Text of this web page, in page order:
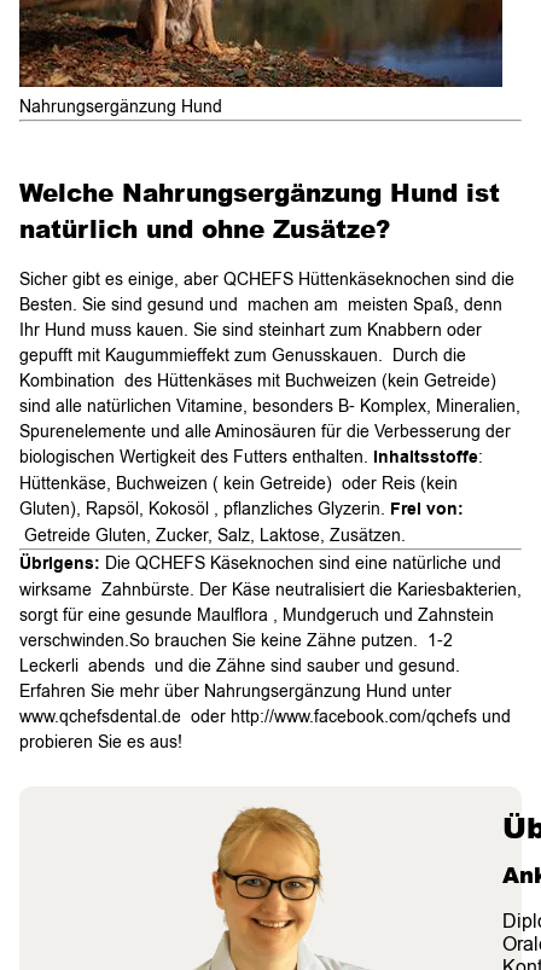
Nahrungsergänzung Hund
Welche Nahrungsergänzung Hund ist
natürlich und ohne Zusätze?
Sicher gibt es einige, aber QCHEFS Hüttenkäseknochen sind die
Besten. Sie sind gesund und machen am meisten Spaß, denn
Ihr Hund muss kauen. Sie sind steinhart zum Knabbern oder
gepufft mit Kaugummieffekt zum Genusskauen. Durch die
Kombination des Hüttenkäses mit Buchweizen (kein Getreide)
sind alle natürlichen Vitamine, besonders B- Komplex, Mineralien,
Spurenelemente und alle Aminosäuren für die Verbesserung der
biologischen Wertigkeit des Futters enthalten. Inhaltsstoffe:
Hüttenkäse, Buchweizen ( kein Getreide) oder Reis (kein
Gluten), Rapsöl, Kokosöl , pflanzliches Glyzerin. Frei von:
Getreide Gluten, Zucker, Salz, Laktose, Zusätzen.
Übrigens: Die QCHEFS Käseknochen sind eine natürliche und
wirksame Zahnbürste. Der Käse neutralisiert die Kariesbakterien,
sorgt für eine gesunde Maulflora , Mundgeruch und Zahnstein
verschwinden.So brauchen Sie keine Zähne putzen. 1-2
Leckerli abends und die Zähne sind sauber und gesund.
Erfahren Sie mehr über Nahrungsergänzung Hund unter
www.qchefsdental.de oder http://www.facebook.com/qchefs und
probieren Sie es aus!